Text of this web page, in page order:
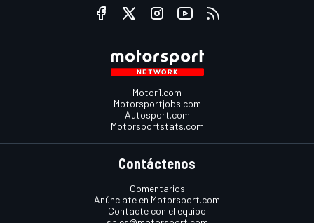
Motor1.com
Motorsportjobs.com
Autosport.com
Motorsportstats.com
Contáctenos
Comentarios
Anúnciate en Motorsport.com
Contacte con el equipo